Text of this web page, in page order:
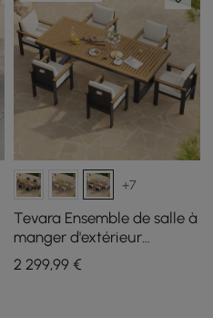
+7
Tevara Ensemble de salle à
manger d'extérieur
rectangulaire en teck et
aluminium 7 pièces pour 6
2 299,99€